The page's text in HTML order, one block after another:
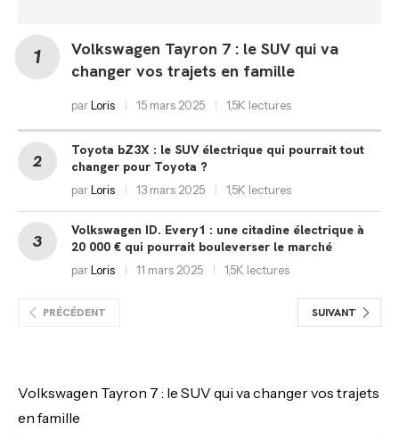
Volkswagen Tayron 7 : le SUV qui va
changer vos trajets en famille
parLoris 15 mars 2025 1,5K lectures
Toyota bZ3X : le SUV électrique qui pourrait tout
changer pour Toyota ?
parLoris 13 mars 2025 1,5K lectures
Volkswagen ID. Every1 : une citadine électrique à
20 000 € qui pourrait bouleverser le marché
parLoris 11 mars 2025 1,5K lectures
PRÉCÉDENT SUIVANT
Volkswagen Tayron 7 : le SUV qui va changer vos trajets
en famille